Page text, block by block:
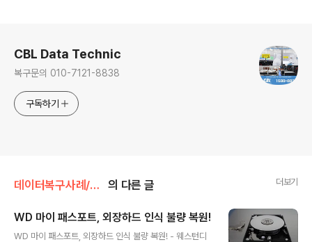
CBL Data Technic
복구문의 010-7121-8838
구독하기
데이터복구사례/하드드라이브 의 다른 글 더보기
WD 마이 패스포트, 외장하드 인식 불량 복원!
WD 마이 패스포트, 외장하드 인식 불량 복원! - 웨스턴디